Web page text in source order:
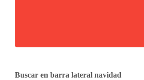
Buscar en barra lateral navidad